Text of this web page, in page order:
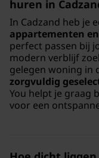
huren in
In Cadzand heb je
appartementen
perfect passen bij
modern verblijf
gelegen woning in
zorgvuldig
You helpt je graag
voor een